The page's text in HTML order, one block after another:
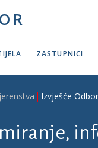
ZASTUPNICI
Izvješće